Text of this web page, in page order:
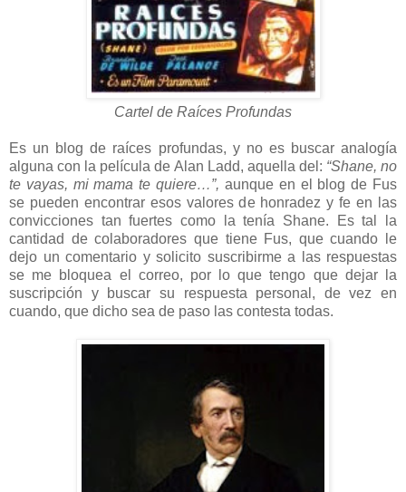
Cartel de Raíces Profundas
Es un blog de raíces profundas, y no es buscar analogía
alguna con la película de Alan Ladd, aquella del: “Shane, no
te vayas, mi mama te quiere…”, aunque en el blog de Fus
se pueden encontrar esos valores de honradez y fe en las
convicciones tan fuertes como la tenía Shane. Es tal la
cantidad de colaboradores que tiene Fus, que cuando le
dejo un comentario y solicito suscribirme a las respuestas
se me bloquea el correo, por lo que tengo que dejar la
suscripción y buscar su respuesta personal, de vez en
cuando, que dicho sea de paso las contesta todas.